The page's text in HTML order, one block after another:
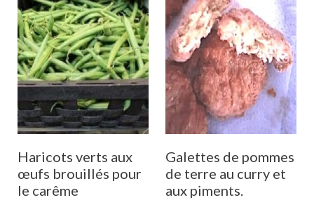
Haricots verts aux
œufs brouillés pour
le carême
Galettes de pommes
de terre au curry et
aux piments.